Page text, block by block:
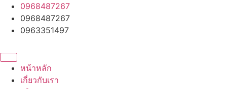
Skip
content
0968487267
0968487267
0963351497
หน้าหลัก
เกี่ยวกับเรา